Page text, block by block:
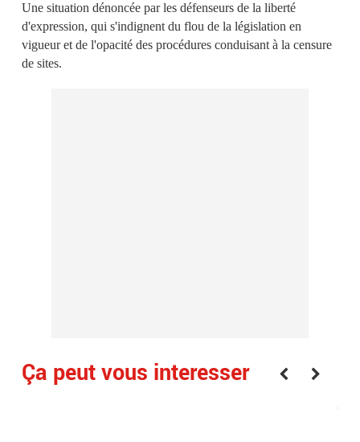
Une situation dénoncée par les défenseurs de la liberté
d'expression, qui s'indignent du flou de la législation en
vigueur et de l'opacité des procédures conduisant à la censure
de sites.
Ça peut vous interesser